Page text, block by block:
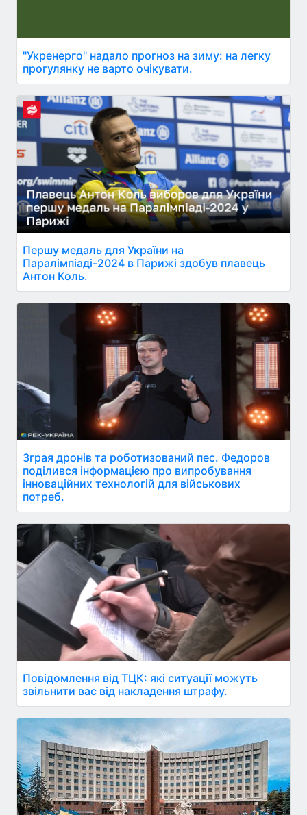
"Укренерго" надало прогноз на зиму: на легку
прогулянку не варто очікувати.
Першу медаль для України на
Паралімпіаді-2024 в Парижі здобув плавець
Антон Коль.
Зграя дронів та роботизований пес. Федоров
поділився інформацією про випробування
інноваційних технологій для військових
потреб.
Повідомлення від ТЦК: які ситуації можуть
звільнити вас від накладення штрафу.